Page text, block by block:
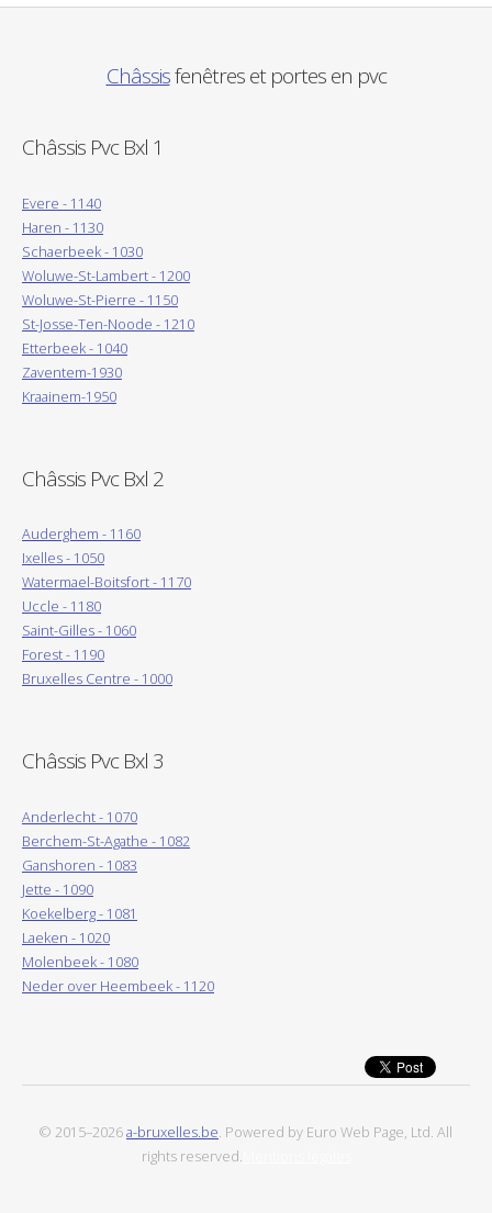
Châssisfenêtres et portes en pvc
Châssis Pvc Bxl 1
Evere - 1140
Haren - 1130
Schaerbeek - 1030
Woluwe-St-Lambert - 1200
Woluwe-St-Pierre - 1150
St-Josse-Ten-Noode - 1210
Etterbeek - 1040
Zaventem-1930
Kraainem-1950
Châssis Pvc Bxl 2
Auderghem - 1160
Ixelles - 1050
Watermael-Boitsfort - 1170
Uccle - 1180
Saint-Gilles - 1060
Forest - 1190
Bruxelles Centre - 1000
Châssis Pvc Bxl 3
Anderlecht - 1070
Berchem-St-Agathe - 1082
Ganshoren - 1083
Jette - 1090
Koekelberg - 1081
Laeken - 1020
Molenbeek - 1080
Neder over Heembeek - 1120
© 2015–2026a-bruxelles.be. Powered by Euro Web Page, Ltd. All
rights reserved.